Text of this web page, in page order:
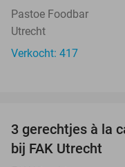
Pastoe Foodbar
Utrecht
Verkocht: 417
3 gerechtjes à la
bij FAK Utrecht